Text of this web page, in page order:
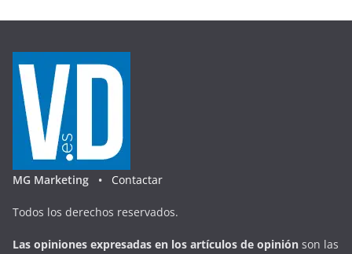
MG Marketing • Contactar
Todos los derechos reservados.
Las opiniones expresadas en los artículos de opinión son las